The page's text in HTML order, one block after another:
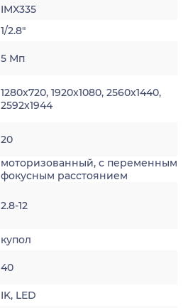
IMX335
1/2.8″
5 Мп
1280x720, 1920x1080, 2560x1440,
2592х1944
20
моторизованный, с переменным
фокусным расстоянием
2.8-12
купол
40
IK, LED